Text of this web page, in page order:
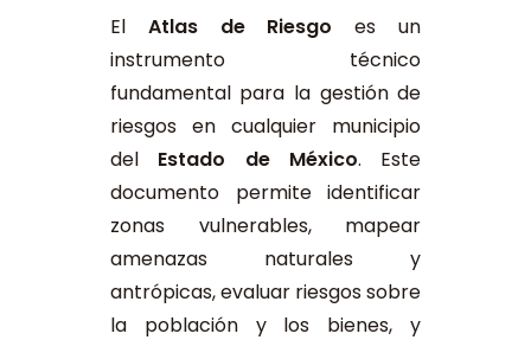
El Atlas de Riesgo es un
instrumento técnico
fundamental para la gestión de
riesgos en cualquier municipio
del Estado de México. Este
documento permite identificar
zonas vulnerables, mapear
amenazas naturales y
antrópicas, evaluar riesgos sobre
la población y los bienes, y